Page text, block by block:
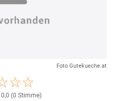
Foto Gutekueche.at
0,0 (0 Stimme)